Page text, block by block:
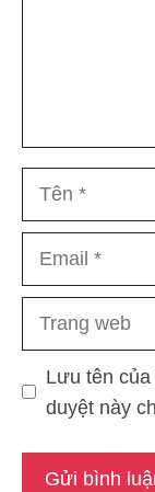
Lưu tên
duyệt này